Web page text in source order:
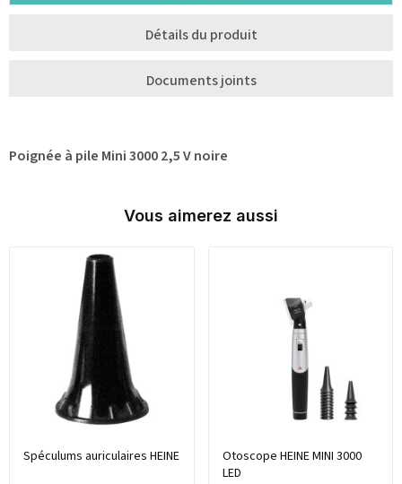
Détails du produit
Documents joints
Poignée à pile Mini 3000 2,5 V noire
Vous aimerez aussi
Spéculums auriculaires HEINE
Otoscope HEINE MINI 3000
LED